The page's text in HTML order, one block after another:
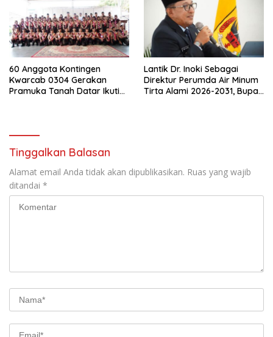
60 Anggota Kontingen
Kwarcab 0304 Gerakan
Pramuka Tanah Datar Ikuti
Lantik Dr. Inoki Sebagai
Direktur Perumda Air Minum
Tirta Alami 2026-2031, Bupati
Tinggalkan Balasan
Alamat email Anda tidak akan dipublikasikan. Ruas yang wajib
ditandai *